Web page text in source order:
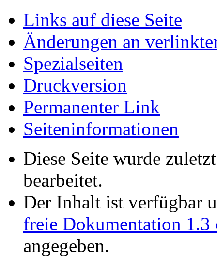
Links auf diese Seite
Änderungen an
Spezialseiten
Druckversion
Permanenter Link
Seiten­informationen
Diese Seite wurde
bearbeitet.
Der Inhalt ist verfügbar
freie Dokumentation 1.3
angegeben.